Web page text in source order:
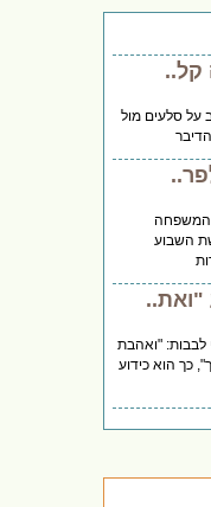
קל..
על סלעים מול
המשפחה
השבוע
"ואת..
לבבות: "ואהבת
כך הוא כידוע